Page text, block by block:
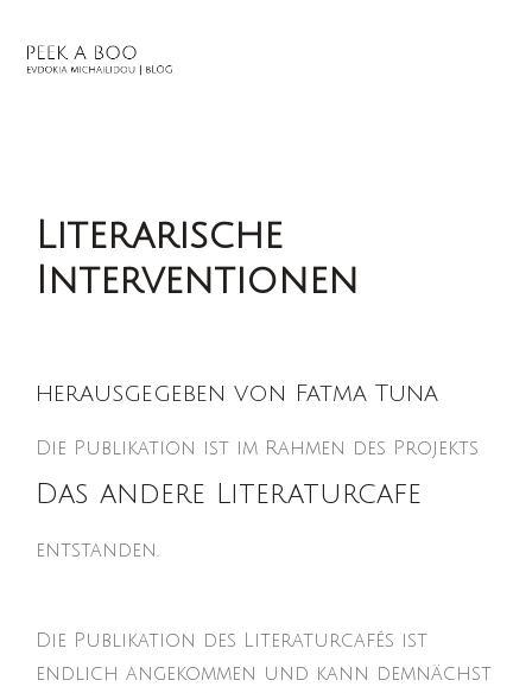
Literarische
Interventionen
herausgegeben von Fatma Tuna
Die Publikation ist im Rahmen des Projekts
Das andere Literaturcafe
entstanden.
Die Publikation des Literaturcafés ist
endlich angekommen und kann demnächst